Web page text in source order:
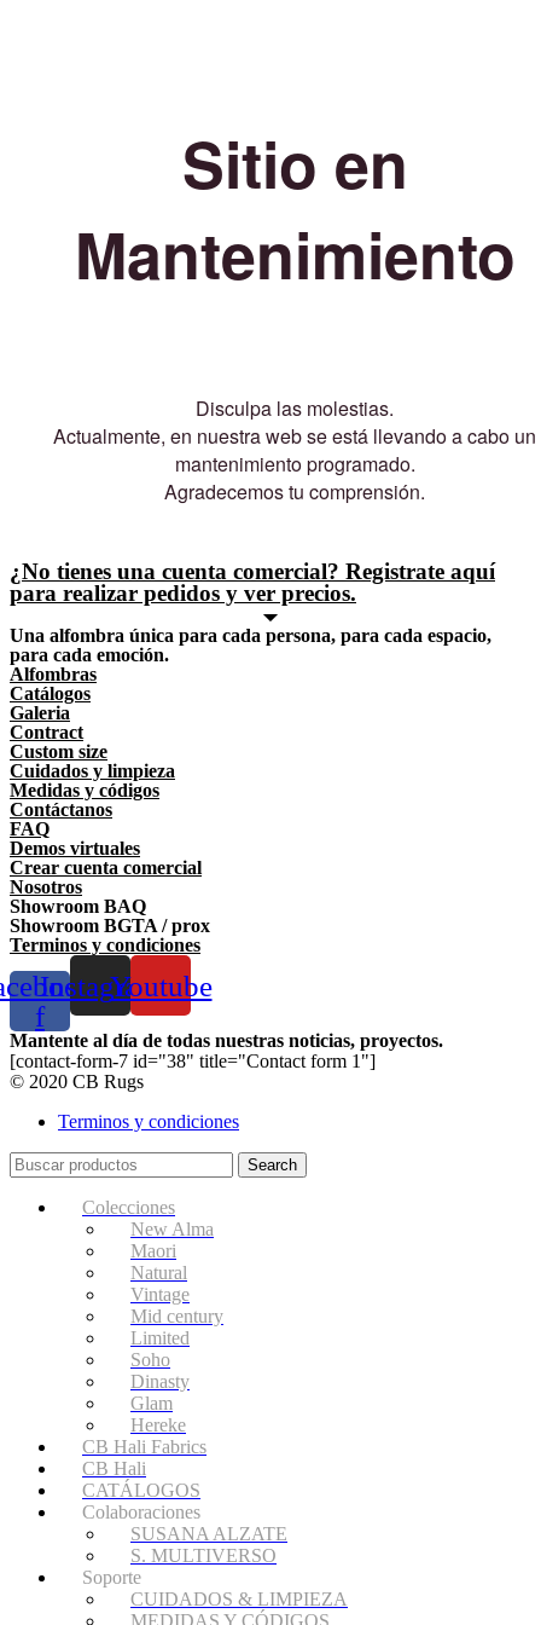
Sitio en
Mantenimiento
Disculpa las molestias.
Actualmente, en nuestra web se está llevando a cabo un
mantenimiento programado.
Agradecemos tu comprensión.
¿No tienes una cuenta comercial? Registrate aquí
para realizar pedidos y ver precios.
Una alfombra única para cada persona, para cada espacio,
para cada emoción.
Alfombras
Catálogos
Galeria
Contract
Custom size
Cuidados y limpieza
Medidas y códigos
Contáctanos
FAQ
Demos virtuales
Crear cuenta comercial
Nosotros
Showroom BAQ
Showroom BGTA / prox
Terminos y condiciones
f
InstagramYoutube
Mantente al día de todas nuestras noticias, proyectos.
[contact-form-7 id="38" title="Contact form 1"]
© 2020 CB Rugs
Terminos y condiciones
Search
Colecciones
New Alma
Maori
Natural
Vintage
Mid century
Limited
Soho
Dinasty
Glam
Hereke
CB Hali Fabrics
CB Hali
CATÁLOGOS
Colaboraciones
SUSANA ALZATE
S. MULTIVERSO
Soporte
CUIDADOS & LIMPIEZA
MEDIDAS Y CÓDIGOS